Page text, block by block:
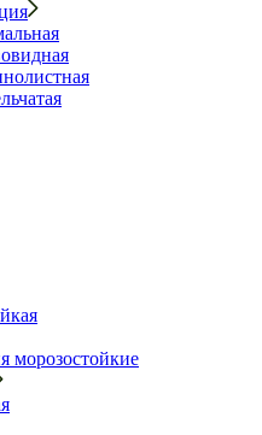
морозостойкие